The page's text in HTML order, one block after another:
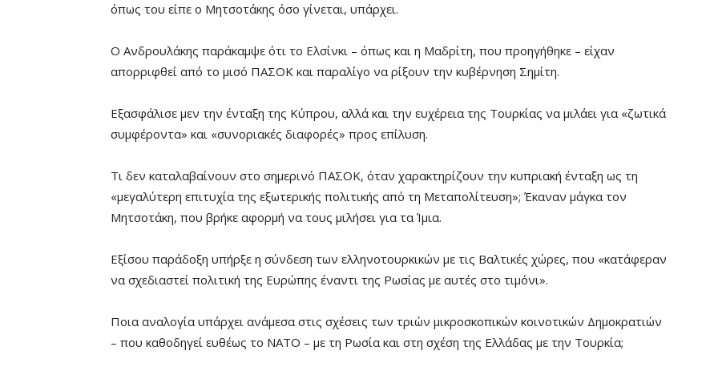
όπως του είπε ο Μητσοτάκης όσο γίνεται, υπάρχει.
Ο Ανδρουλάκης παράκαμψε ότι το Ελσίνκι – όπως και η Μαδρίτη, που προηγήθηκε – είχαν
απορριφθεί από το μισό ΠΑΣΟΚ και παραλίγο να ρίξουν την κυβέρνηση Σημίτη.
Εξασφάλισε μεν την ένταξη της Κύπρου, αλλά και την ευχέρεια της Τουρκίας να μιλάει για «ζωτικά
συμφέροντα» και «συνοριακές διαφορές» προς επίλυση.
Τι δεν καταλαβαίνουν στο σημερινό ΠΑΣΟΚ, όταν χαρακτηρίζουν την κυπριακή ένταξη ως τη
«μεγαλύτερη επιτυχία της εξωτερικής πολιτικής από τη Μεταπολίτευση»; Έκαναν μάγκα τον
Μητσοτάκη, που βρήκε αφορμή να τους μιλήσει για τα Ίμια.
Εξίσου παράδοξη υπήρξε η σύνδεση των ελληνοτουρκικών με τις Βαλτικές χώρες, που «κατάφεραν
να σχεδιαστεί πολιτική της Ευρώπης έναντι της Ρωσίας με αυτές στο τιμόνι».
Ποια αναλογία υπάρχει ανάμεσα στις σχέσεις των τριών μικροσκοπικών κοινοτικών Δημοκρατιών
– που καθοδηγεί ευθέως το ΝΑΤΟ – με τη Ρωσία και στη σχέση της Ελλάδας με την Τουρκία;